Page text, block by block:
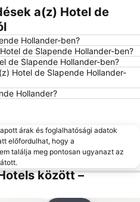
a(z) Hotel de
Hollander-ben?
de Slapende Hollander-ben?
de Slapende Hollander-ben?
Hotel de Slapende Hollander-
Hollander?
árak és foglalhatósági adatok
előfordulhat, hogy a
találja meg pontosan ugyanazt az
között –